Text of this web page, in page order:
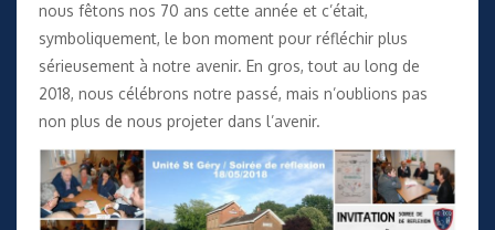
nous fêtons nos 70 ans cette année et c’était,
symboliquement, le bon moment pour réfléchir plus
sérieusement à notre avenir. En gros, tout au long de
2018, nous célébrons notre passé, mais n’oublions pas
non plus de nous projeter dans l’avenir.